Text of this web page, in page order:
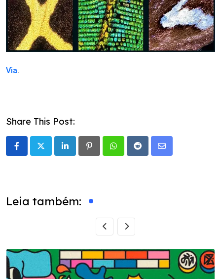
Via.
Share This Post:
LinkedIn PinterestWhatsappRedditShare
Leia também: